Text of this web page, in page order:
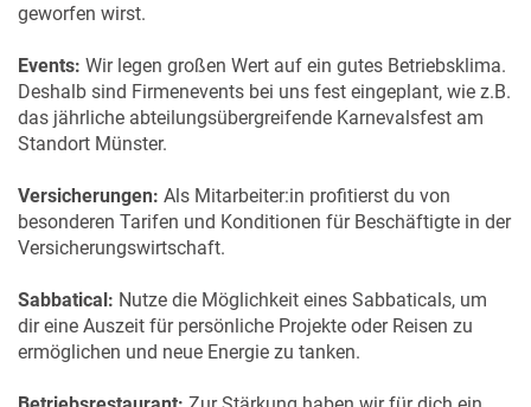
geworfen wirst.
Events: Wir legen großen Wert auf ein gutes Betriebsklima.
Deshalb sind Firmenevents bei uns fest eingeplant, wie z.B.
das jährliche abteilungsübergreifende Karnevalsfest am
Standort Münster.
Versicherungen: Als Mitarbeiter:in profitierst du von
besonderen Tarifen und Konditionen für Beschäftigte in der
Versicherungswirtschaft.
Sabbatical: Nutze die Möglichkeit eines Sabbaticals, um
dir eine Auszeit für persönliche Projekte oder Reisen zu
ermöglichen und neue Energie zu tanken.